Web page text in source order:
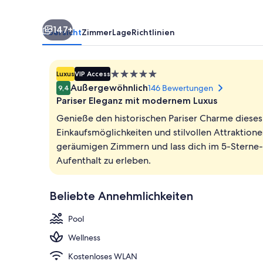
Suite
147+
ÜbersichtZimmerLageRichtlinien
LuxusVIP Access5.0-
Sterne-
Unterkunft
9,4 Außergewöhnlich146 Bewertungen
Pariser Eleganz mit modernem Luxus
Genieße den historischen Pariser Charme
Einkaufsmöglichkeiten und stilvollen
geräumigen Zimmern und lass dich im 5-
Aufenthalt zu erleben.
Beliebte Annehmlichkeiten
Pool
Wellness
Kostenloses WLAN